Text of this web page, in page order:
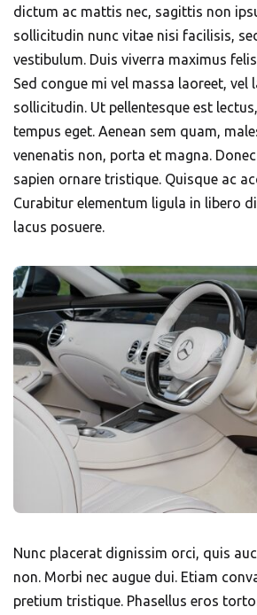
dictum ac mattis nec, sagittis non
sollicitudin nunc vitae nisi facilisis,
vestibulum. Duis viverra maximus
Sed congue mi vel massa laoreet, vel
sollicitudin. Ut pellentesque est
tempus eget. Aenean sem quam,
venenatis non, porta et magna.
sapien ornare tristique. Quisque ac
Curabitur elementum ligula in libero
lacus posuere.
Nunc placerat dignissim orci, quis
non. Morbi nec augue dui. Etiam
pretium tristique. Phasellus eros